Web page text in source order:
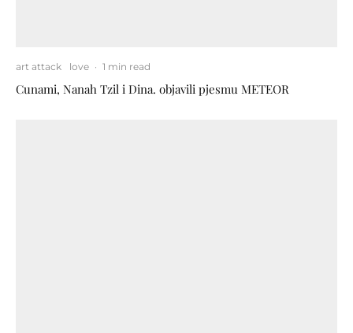
art attack love · 1 min read
Cunami, Nanah Tzil i Dina. objavili pjesmu METEOR